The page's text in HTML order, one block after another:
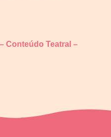
Conteúdo Teatral –